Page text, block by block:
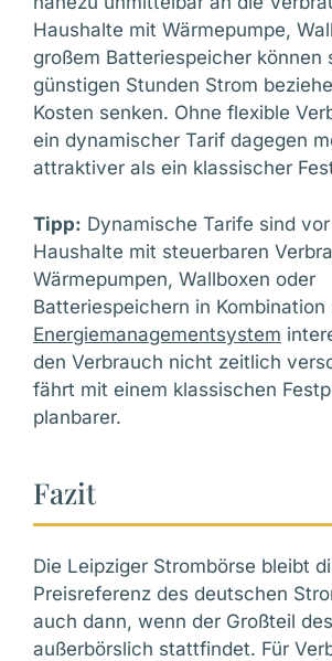
Haushalte mit Wärmepumpe,
großem Batteriespeicher können
günstigen Stunden Strom
Kosten senken. Ohne flexible
ein dynamischer Tarif dagegen
attraktiver als ein klassischer
Tipp: Dynamische Tarife sind
Haushalte mit steuerbaren
Wärmepumpen, Wallboxen oder
Batteriespeichern in Kombination
Energiemanagementsystem
den Verbrauch nicht zeitlich
fährt mit einem klassischen
planbarer.
Fazit
Die Leipziger Strombörse bleibt
Preisreferenz des deutschen
auch dann, wenn der Großteil
außerbörslich stattfindet. Für